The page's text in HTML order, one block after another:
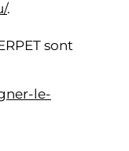
.
sont
le-